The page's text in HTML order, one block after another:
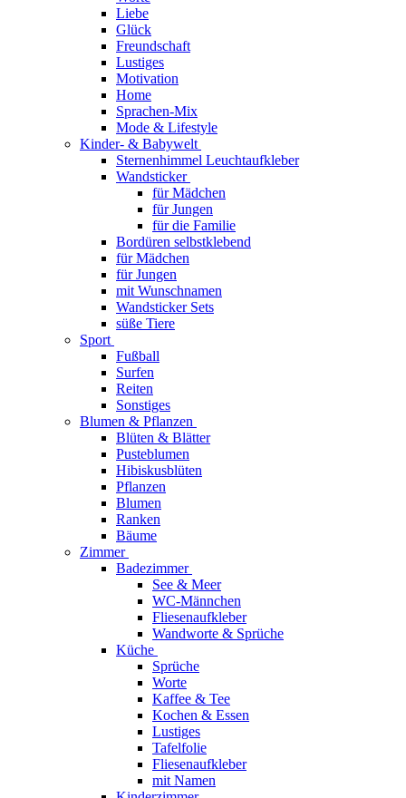
Liebe
Glück
Freundschaft
Lustiges
Motivation
Home
Sprachen-Mix
Mode & Lifestyle
Kinder- & Babywelt
Sternenhimmel Leuchtaufkleber
Wandsticker
für Mädchen
für Jungen
für die Familie
Bordüren selbstklebend
für Mädchen
für Jungen
mit Wunschnamen
Wandsticker Sets
süße Tiere
Sport
Fußball
Surfen
Reiten
Sonstiges
Blumen & Pflanzen
Blüten & Blätter
Pusteblumen
Hibiskusblüten
Pflanzen
Blumen
Ranken
Bäume
Zimmer
Badezimmer
See & Meer
WC-Männchen
Fliesenaufkleber
Wandworte & Sprüche
Küche
Sprüche
Worte
Kaffee & Tee
Kochen & Essen
Lustiges
Tafelfolie
Fliesenaufkleber
mit Namen